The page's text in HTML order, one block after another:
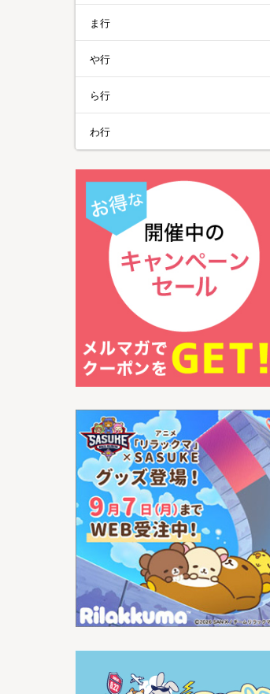
ま行
や行
ら行
わ行